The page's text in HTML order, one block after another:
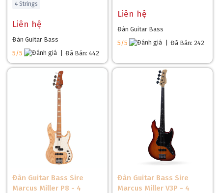
4 Strings
Liên hệ
Đàn Guitar Bass
5/5
Đã Bán: 442
Liên hệ
Đàn Guitar Bass
5/5
Đã Bán: 242
Đàn Guitar Bass Sire
Marcus Miller P8 - 4
Đàn Guitar Bass Sire
Marcus Miller V3P - 4